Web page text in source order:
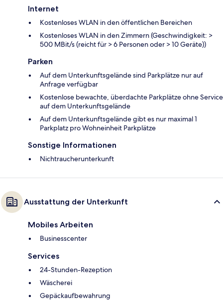
Internet
Kostenloses WLAN in den öffentlichen Bereichen
Kostenloses WLAN in den Zimmern (Geschwindigkeit: >
500 MBit/s (reicht für > 6 Personen oder > 10 Geräte))
Parken
Auf dem Unterkunftsgelände sind Parkplätze nur auf
Anfrage verfügbar
Kostenlose bewachte, überdachte Parkplätze ohne Service
auf dem Unterkunftsgelände
Auf dem Unterkunftsgelände gibt es nur maximal 1
Parkplatz pro Wohneinheit Parkplätze
Sonstige Informationen
Nichtraucherunterkunft
Ausstattung der Unterkunft
Mobiles Arbeiten
Businesscenter
Services
24-Stunden-Rezeption
Wäscherei
Gepäckaufbewahrung